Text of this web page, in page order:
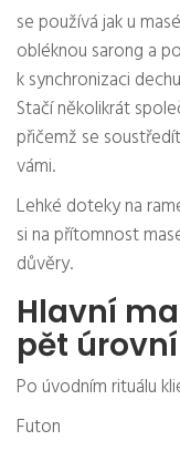
se používá jak u
obléknou sarong a
k synchronizaci
Stačí několikrát
přičemž se
vámi.
Lehké doteky na
si na přítomnost
důvěry.
Hlavní
pět úrovní
Po úvodním rituálu
Futon